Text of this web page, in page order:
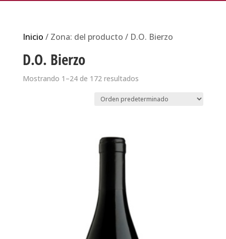
Inicio / Zona: del producto / D.O. Bierzo
D.O. Bierzo
Mostrando 1–24 de 172 resultados